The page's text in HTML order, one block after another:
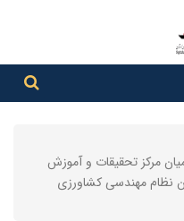
مرکز تحقیقات و آموزش
نظام مهندسی کشاورزی